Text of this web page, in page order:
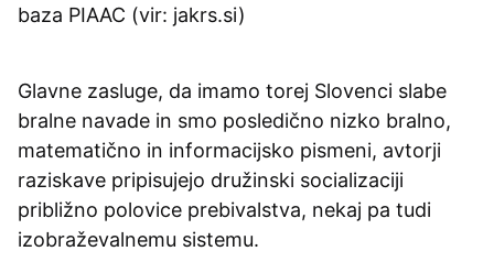
baza PIAAC (vir: jakrs.si)
Glavne zasluge, da imamo torej Slovenci slabe
bralne navade in smo posledično nizko bralno,
matematično in informacijsko pismeni, avtorji
raziskave pripisujejo družinski socializaciji
približno polovice prebivalstva, nekaj pa tudi
izobraževalnemu sistemu.